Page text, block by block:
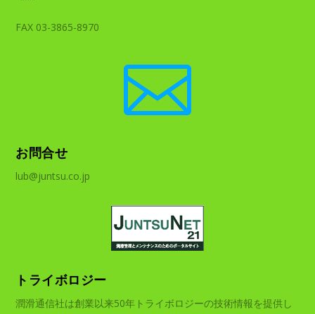
FAX 03-3865-8970

お問合せ
lub@juntsu.co.jp
トライボロジー
潤滑通信社は創業以来50年トライボロジーの技術情報を提供し